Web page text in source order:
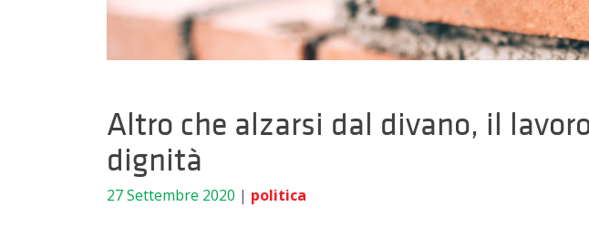
Altro che alzarsi dal divano, il
dignità
27 Settembre 2020 | politica